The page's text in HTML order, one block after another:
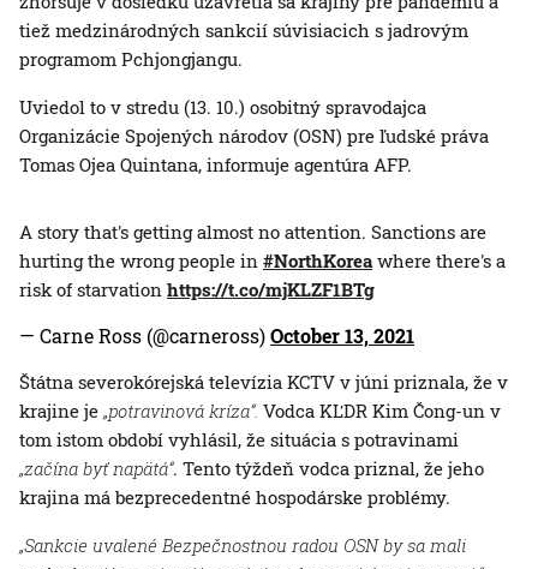
tiež medzinárodných sankcií súvisiacich s jadrovým
programom Pchjongjangu.
Uviedol to v stredu (13. 10.) osobitný spravodajca
Organizácie Spojených národov (OSN) pre ľudské práva
Tomas Ojea Quintana, informuje agentúra AFP.
A story that's getting almost no attention. Sanctions are
hurting the wrong people in #NorthKoreawhere there's a
risk of starvation https://t.co/mjKLZF1BTg
— Carne Ross (@carneross)October 13, 2021
Štátna severokórejská televízia KCTV v júni priznala, že v
krajine je „potravinová kríza“. Vodca KĽDR Kim Čong-un v
tom istom období vyhlásil, že situácia s potravinami
„začína byť napätá“. Tento týždeň vodca priznal, že jeho
krajina má bezprecedentné hospodárske problémy.
„Sankcie uvalené Bezpečnostnou radou OSN by sa mali